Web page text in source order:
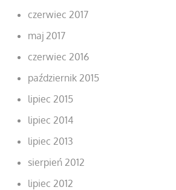
czerwiec 2017
maj 2017
czerwiec 2016
październik 2015
lipiec 2015
lipiec 2014
lipiec 2013
sierpień 2012
lipiec 2012